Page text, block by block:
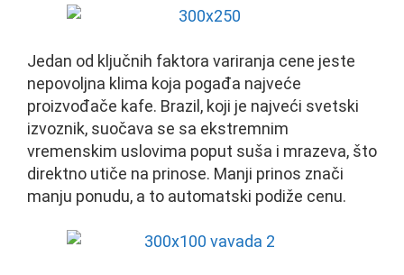
Jedan od ključnih faktora variranja cene jeste
nepovoljna klima koja pogađa najveće
proizvođače kafe. Brazil, koji je najveći svetski
izvoznik, suočava se sa ekstremnim
vremenskim uslovima poput suša i mrazeva, što
direktno utiče na prinose. Manji prinos znači
manju ponudu, a to automatski podiže cenu.